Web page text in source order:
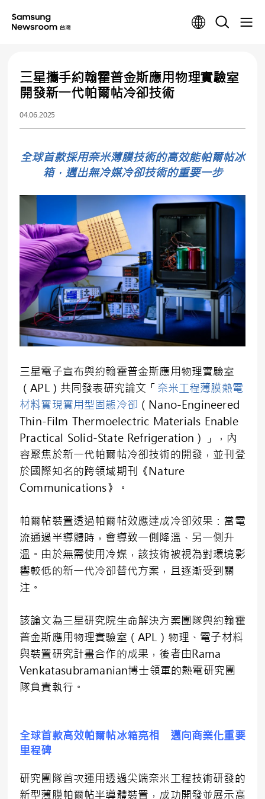
三星攜手約翰霍普金斯應用物理實驗室
開發新一代帕爾帖冷卻技術
04.06.2025
全球首款採用奈米薄膜技術的高效能帕爾帖冰
箱，邁出無冷媒冷卻技術的重要一步
三星電子宣布與約翰霍普金斯應用物理實驗室
（APL ）共同發表研究論文「 奈米工程薄膜熱電
材料實現實用型固態冷卻 （ Nano-Engineered
Thin-Film Thermoelectric Materials Enable
Practical Solid-State Refrigeration ）」，內
容聚焦於新一代帕爾帖冷卻技術的開發，並刊登
於國際知名的跨領域期刊《Nature
Communications》。
帕爾帖裝置透過帕爾帖效應達成冷卻效果：當電
流通過半導體時，會導致一側降溫、另一側升
溫。由於無需使用冷媒，該技術被視為對環境影
響較低的新一代冷卻替代方案，且逐漸受到關
注。
該論文為三星研究院生命解決方案團隊與約翰霍
普金斯應用物理實驗室（ APL ）物理、電子材料
與裝置研究計畫合作的成果，後者由Rama
Venkatasubramanian博士領軍的熱電研究團
隊負責執行。
全球首款高效帕爾帖冰箱亮相 邁向商業化重要
里程碑
研究團隊首次運用透過尖端奈米工程技術研發的
新型薄膜帕爾帖半導體裝置，成功開發並展示高